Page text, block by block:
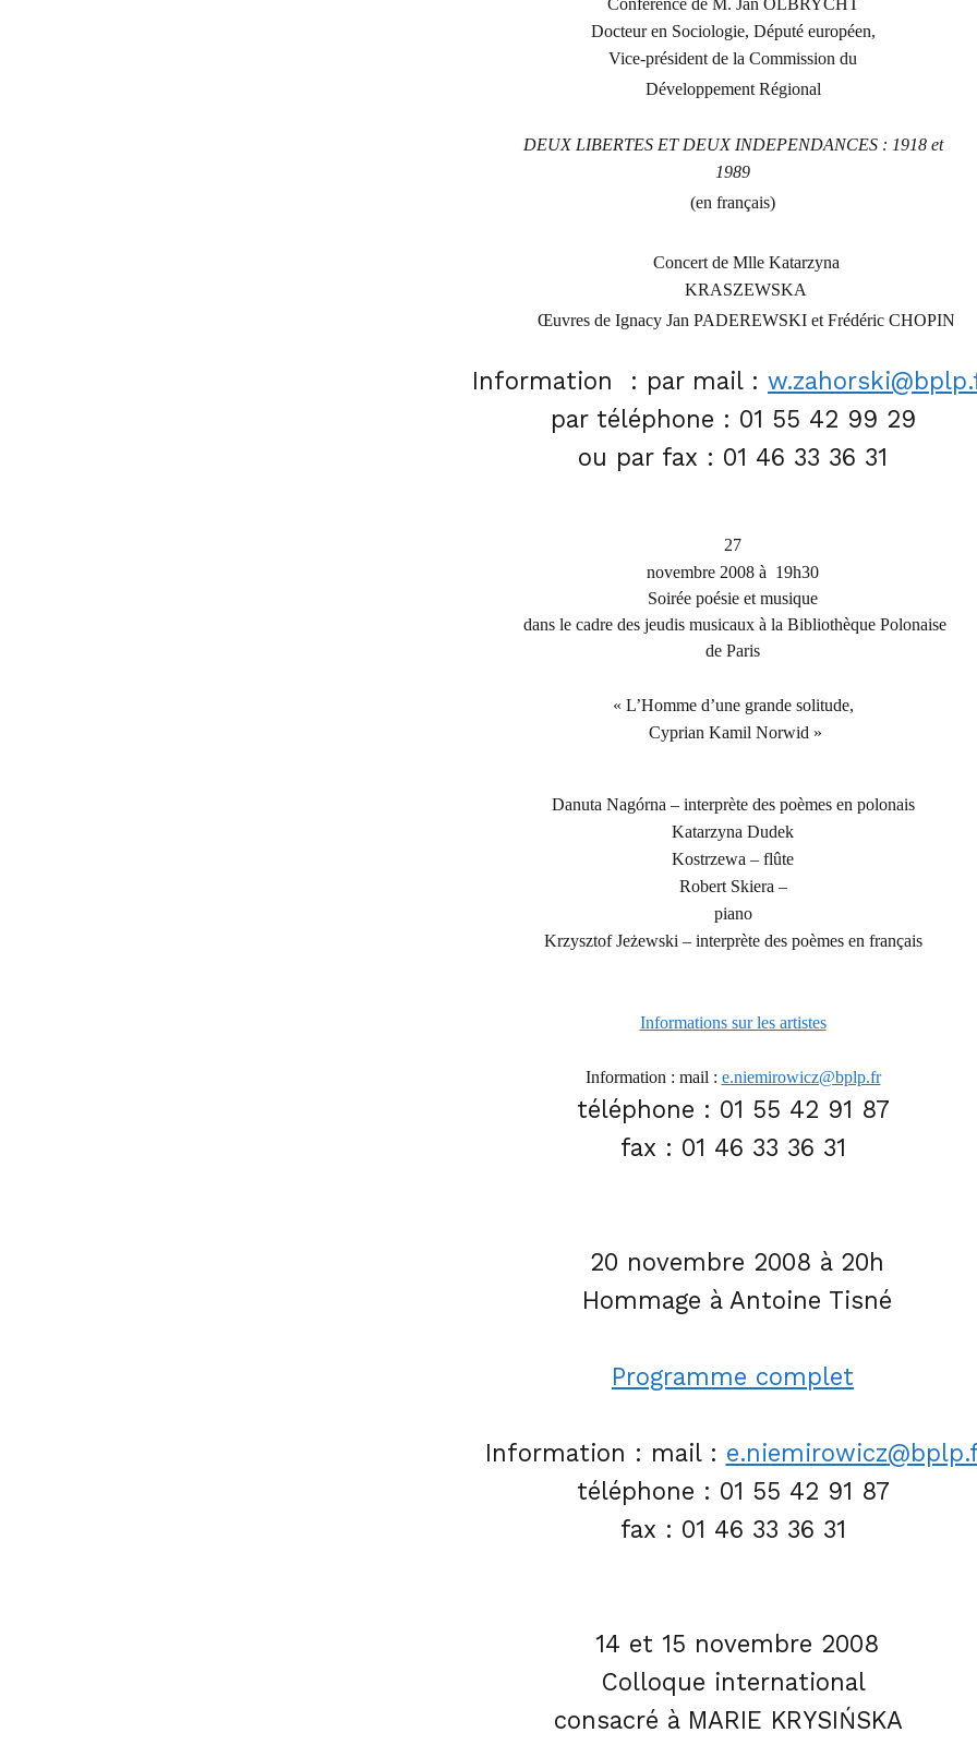
Conférence de M. Jan OLBRYCHT
Docteur en Sociologie, Député européen,
Vice-président de la Commission du
Développement Régional
DEUX LIBERTES ET DEUX INDEPENDANCES : 1918 et
1989
(en français)
Concert de Mlle Katarzyna
KRASZEWSKA
Œuvres de Ignacy Jan PADEREWSKI et Frédéric CHOPIN
Information : par mail :
par téléphone : 01 55 42 99 29
ou par fax : 01 46 33 36 31
27
novembre 2008 à 19h30
Soirée poésie et musique
dans le cadre des jeudis musicaux à la Bibliothèque Polonaise
de Paris
« L’Homme d’une grande solitude,
Cyprian Kamil Norwid »
Danuta Nagórna – interprète des poèmes en polonais
Katarzyna Dudek
Kostrzewa – flûte
Robert Skiera –
piano
Krzysztof Jeżewski – interprète des poèmes en français
Informations sur les artistes
Information : mail : e.niemirowicz@bplp.fr
téléphone : 01 55 42 91 87
fax : 01 46 33 36 31
20 novembre 2008 à 20h
Hommage à Antoine Tisné
Programme complet
Information : mail :
téléphone : 01 55 42 91 87
fax : 01 46 33 36 31
14 et 15 novembre 2008
Colloque international
consacré à MARIE KRYSIŃSKA